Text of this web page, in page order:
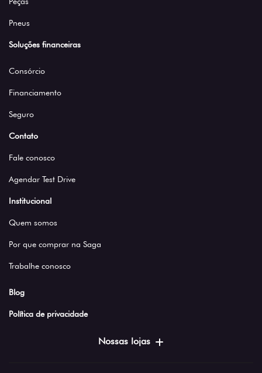
Pneus
Soluções financeiras
Consórcio
Financiamento
Seguro
Contato
Fale conosco
Agendar Test Drive
Institucional
Quem somos
Por que comprar na Saga
Trabalhe conosco
Blog
Política de privacidade
Nossas lojas